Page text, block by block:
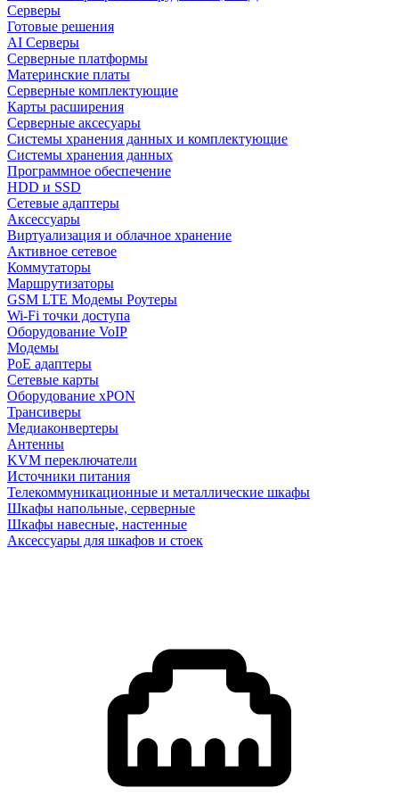
Cерверы
Готовые решения
AI Серверы
Серверные платформы
Материнские платы
Серверные комплектующие
Карты расширения
Серверные аксесуары
Системы хранения данных и комплектующие
Системы хранения данных
Программное обеспечение
HDD и SSD
Сетевые адаптеры
Аксессуары
Виртуализация и облачное хранение
Активное сетевое
Коммутаторы
Маршрутизаторы
GSM LTE Модемы Роутеры
Wi-Fi точки доступа
Оборудование VoIP
Модемы
PoE адаптеры
Сетевые карты
Оборудование xPON
Трансиверы
Медиаконвертеры
Антенны
KVM переключатели
Источники питания
Телекоммуникационные и металлические шкафы
Шкафы напольные, серверные
Шкафы навесные, настенные
Аксессуары для шкафов и стоек